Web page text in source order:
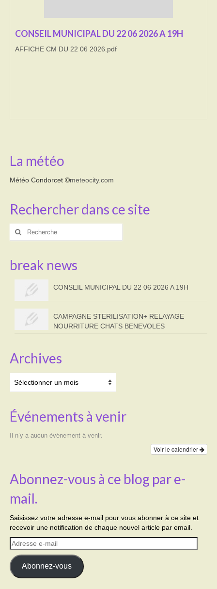
Cimetière
CONSEIL MUNICIPAL DU 22 06 2026 A 19H
AFFICHE CM DU 22 06 2026.pdf
La météo
Météo Condorcet ©meteocity.com
Rechercher dans ce site
Rechercher
break news
CONSEIL MUNICIPAL DU 22 06 2026 A 19H
CAMPAGNE STERILISATION+ RELAYAGE
NOURRITURE CHATS BENEVOLES
Archives
Événements à venir
Il n’y a aucun évènement à venir.
Voir le calendrier
Abonnez-vous à ce blog par e-
mail.
Saisissez votre adresse e-mail pour vous abonner à ce site et
recevoir une notification de chaque nouvel article par email.
Adresse
e-
mail
Abonnez-vous